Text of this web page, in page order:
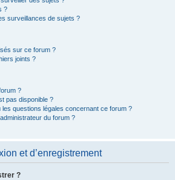
?
surveillances de sujets ?
sur ce forum ?
joints ?
?
pas disponible ?
questions légales concernant ce forum ?
du forum ?
et d’enregistrement
?